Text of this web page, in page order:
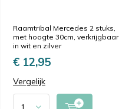
Raamtribal Mercedes 2 stuks,
met hoogte 30cm, verkrijgbaar
in wit en zilver
€ 12,95
Vergelijk